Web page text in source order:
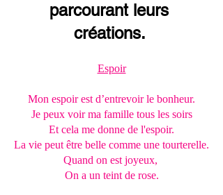
parcourant leurs
créations.
Espoir
Mon espoir est d’entrevoir le bonheur.
Je peux voir ma famille tous les soirs
Et cela me donne de l'espoir.
La vie peut être belle comme une tourterelle.
Quand on est joyeux,
On a un teint de rose.